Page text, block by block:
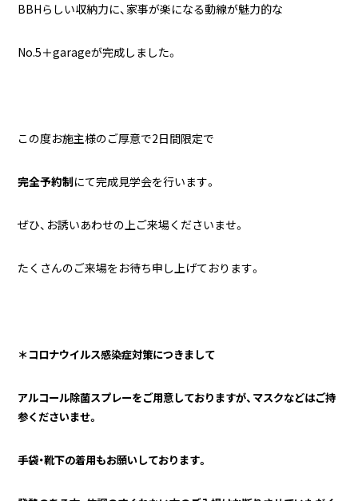
BBHらしい収納力に、家事が楽になる動線が魅力的な
No.5＋garageが完成しました。
この度お施主様のご厚意で2日間限定で
完全予約制にて完成見学会を行います。
ぜひ、お誘いあわせの上ご来場くださいませ。
たくさんのご来場をお待ち申し上げております。
＊コロナウイルス感染症対策につきまして
アルコール除菌スプレーをご用意しておりますが、マスクなどはご持
参くださいませ。
手袋・靴下の着用もお願いしております。